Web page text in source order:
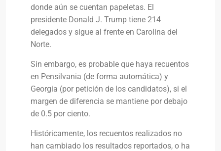
donde aún se cuentan papeletas. El
presidente Donald J. Trump tiene 214
delegados y sigue al frente en Carolina del
Norte.
Sin embargo, es probable que haya recuentos
en Pensilvania (de forma automática) y
Georgia (por petición de los candidatos), si el
margen de diferencia se mantiene por debajo
de 0.5 por ciento.
Históricamente, los recuentos realizados no
han cambiado los resultados reportados, o ha